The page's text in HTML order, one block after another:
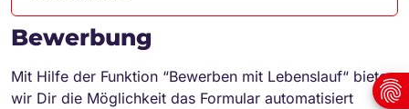
Bewerbung
Mit Hilfe der Funktion “Bewerben mit Lebenslauf“ bieten
wir Dir die Möglichkeit das Formular automatisiert